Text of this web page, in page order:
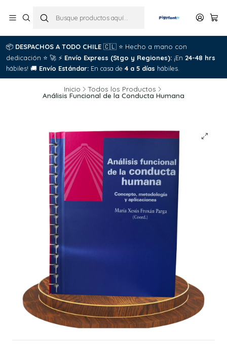
📦 DESPACHOS A TODO CHILE 🇨🇱 ⭐ Hecho a mano con
dedicación ⭐ 🚀 ⚡ Envío Express (Stgo y Regiones): ¡En 24-48 hrs
hábiles! 🚚 Envío Estándar: En casa de 4 a 5 días hábiles.
Inicio Todos los Productos
Análisis Funcional de la Conducta Humana